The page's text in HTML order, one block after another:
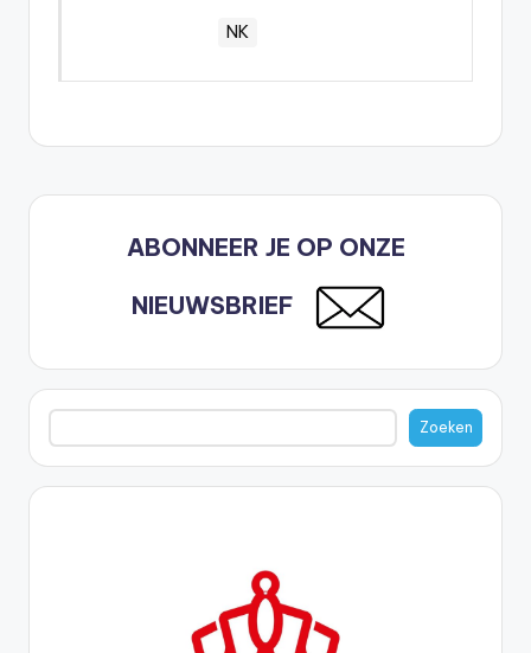
NK
ABONNEER JE OP ONZE
NIEUWSBRIEF
Zoeken
Zoeken